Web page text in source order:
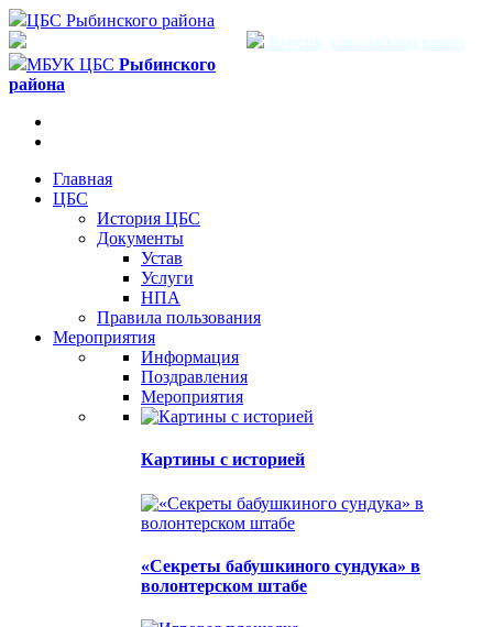
ЦБС Рыбинского района
Версия для слабовидящих
МБУК ЦБС Рыбинского
района
Главная
ЦБС
История ЦБС
Документы
Устав
Услуги
НПА
Правила пользования
Мероприятия
Информация
Поздравления
Мероприятия
Картины с историей
«Секреты бабушкиного сундука» в
волонтерском штабе